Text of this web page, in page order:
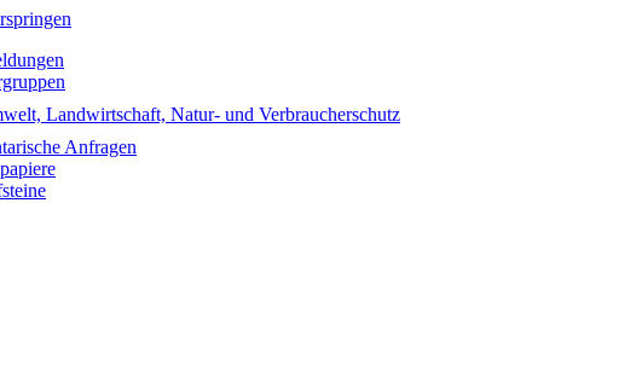
Landwirtschaft, Natur- und Verbraucherschutz
Anfragen